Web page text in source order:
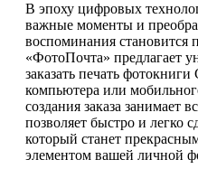
В эпоху цифровых
важные моменты и
воспоминания становится
«ФотоПочта» предлагает
заказать печать
компьютера или
создания заказа занимает
позволяет быстро и легко
который станет
элементом вашей личной